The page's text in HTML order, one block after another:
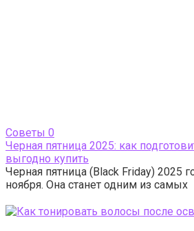
Cоветы 0
Черная пятница 2025: как
выгодно купить
Черная пятница (Black Friday) 2025
ноября. Она станет одним из самых